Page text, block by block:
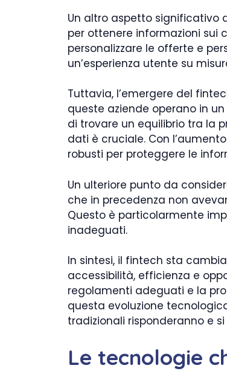
Un altro aspetto significativo
per ottenere informazioni sui
personalizzare le offerte e
un’esperienza utente su
Tuttavia, l’emergere del
queste aziende operano in
di trovare un equilibrio tra la
dati è cruciale. Con
robusti per proteggere le
Un ulteriore punto da
che in precedenza non
Questo è particolarmente
inadeguati.
In sintesi, il fintech sta
accessibilità, efficienza e
regolamenti adeguati e la
questa evoluzione
tradizionali risponderanno e
Le tecnologie